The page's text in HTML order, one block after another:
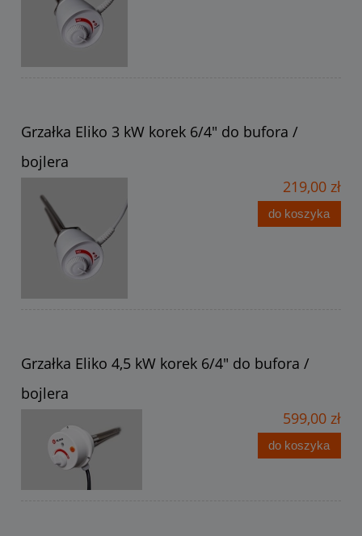
Grzałka Eliko 3 kW korek 6/4" do bufora /
bojlera
219,00 zł
do koszyka
Grzałka Eliko 4,5 kW korek 6/4" do bufora /
bojlera
599,00 zł
do koszyka